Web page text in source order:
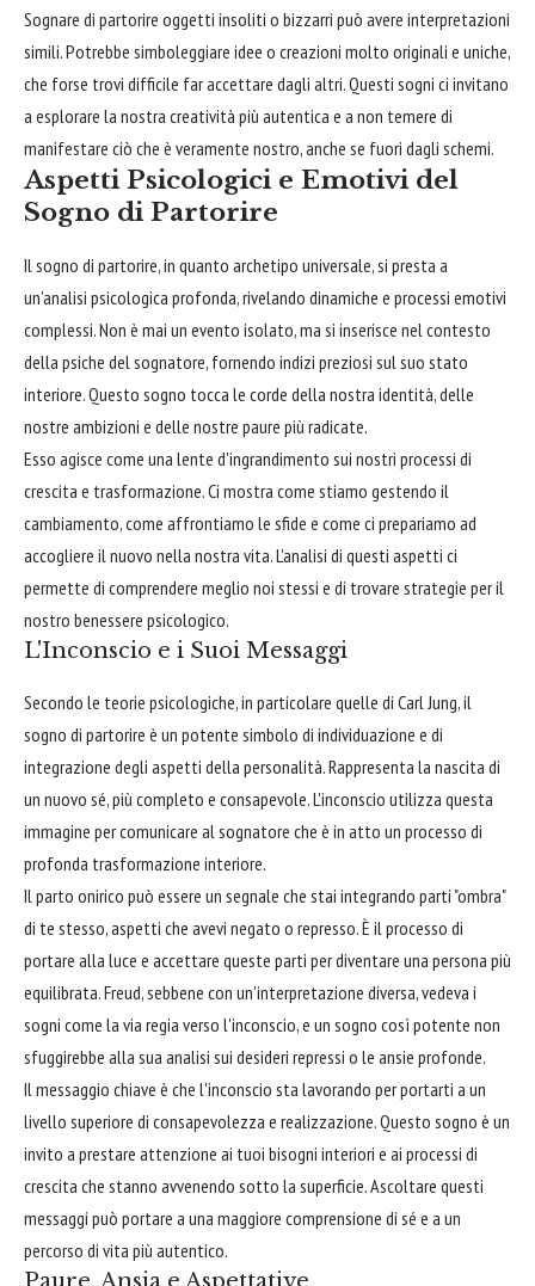
Sognare di partorire oggetti insoliti o bizzarri può avere interpretazioni
simili. Potrebbe simboleggiare idee o creazioni molto originali e uniche,
che forse trovi difficile far accettare dagli altri. Questi sogni ci invitano
a esplorare la nostra creatività più autentica e a non temere di
manifestare ciò che è veramente nostro, anche se fuori dagli schemi.
Aspetti Psicologici e Emotivi del
Sogno di Partorire
Il sogno di partorire, in quanto archetipo universale, si presta a
un'analisi psicologica profonda, rivelando dinamiche e processi emotivi
complessi. Non è mai un evento isolato, ma si inserisce nel contesto
della psiche del sognatore, fornendo indizi preziosi sul suo stato
interiore. Questo sogno tocca le corde della nostra identità, delle
nostre ambizioni e delle nostre paure più radicate.
Esso agisce come una lente d'ingrandimento sui nostri processi di
crescita e trasformazione. Ci mostra come stiamo gestendo il
cambiamento, come affrontiamo le sfide e come ci prepariamo ad
accogliere il nuovo nella nostra vita. L'analisi di questi aspetti ci
permette di comprendere meglio noi stessi e di trovare strategie per il
nostro benessere psicologico.
L'Inconscio e i Suoi Messaggi
Secondo le teorie psicologiche, in particolare quelle di Carl Jung, il
sogno di partorire è un potente simbolo di individuazione e di
integrazione degli aspetti della personalità. Rappresenta la nascita di
un nuovo sé, più completo e consapevole. L'inconscio utilizza questa
immagine per comunicare al sognatore che è in atto un processo di
profonda trasformazione interiore.
Il parto onirico può essere un segnale che stai integrando parti "ombra"
di te stesso, aspetti che avevi negato o represso. È il processo di
portare alla luce e accettare queste parti per diventare una persona più
equilibrata. Freud, sebbene con un'interpretazione diversa, vedeva i
sogni come la via regia verso l'inconscio, e un sogno così potente non
sfuggirebbe alla sua analisi sui desideri repressi o le ansie profonde.
Il messaggio chiave è che l'inconscio sta lavorando per portarti a un
livello superiore di consapevolezza e realizzazione. Questo sogno è un
invito a prestare attenzione ai tuoi bisogni interiori e ai processi di
crescita che stanno avvenendo sotto la superficie. Ascoltare questi
messaggi può portare a una maggiore comprensione di sé e a un
percorso di vita più autentico.